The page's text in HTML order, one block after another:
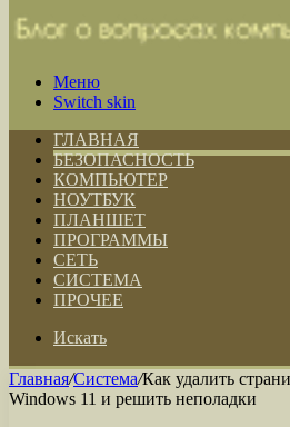
Меню
Switch skin
ГЛАВНАЯ
БЕЗОПАСНОСТЬ
КОМПЬЮТЕР
НОУТБУК
ПЛАНШЕТ
ПРОГРАММЫ
СЕТЬ
СИСТЕМА
ПРОЧЕЕ
Искать
Главная/Система/Как удалить
Windows 11 и решить неполадки